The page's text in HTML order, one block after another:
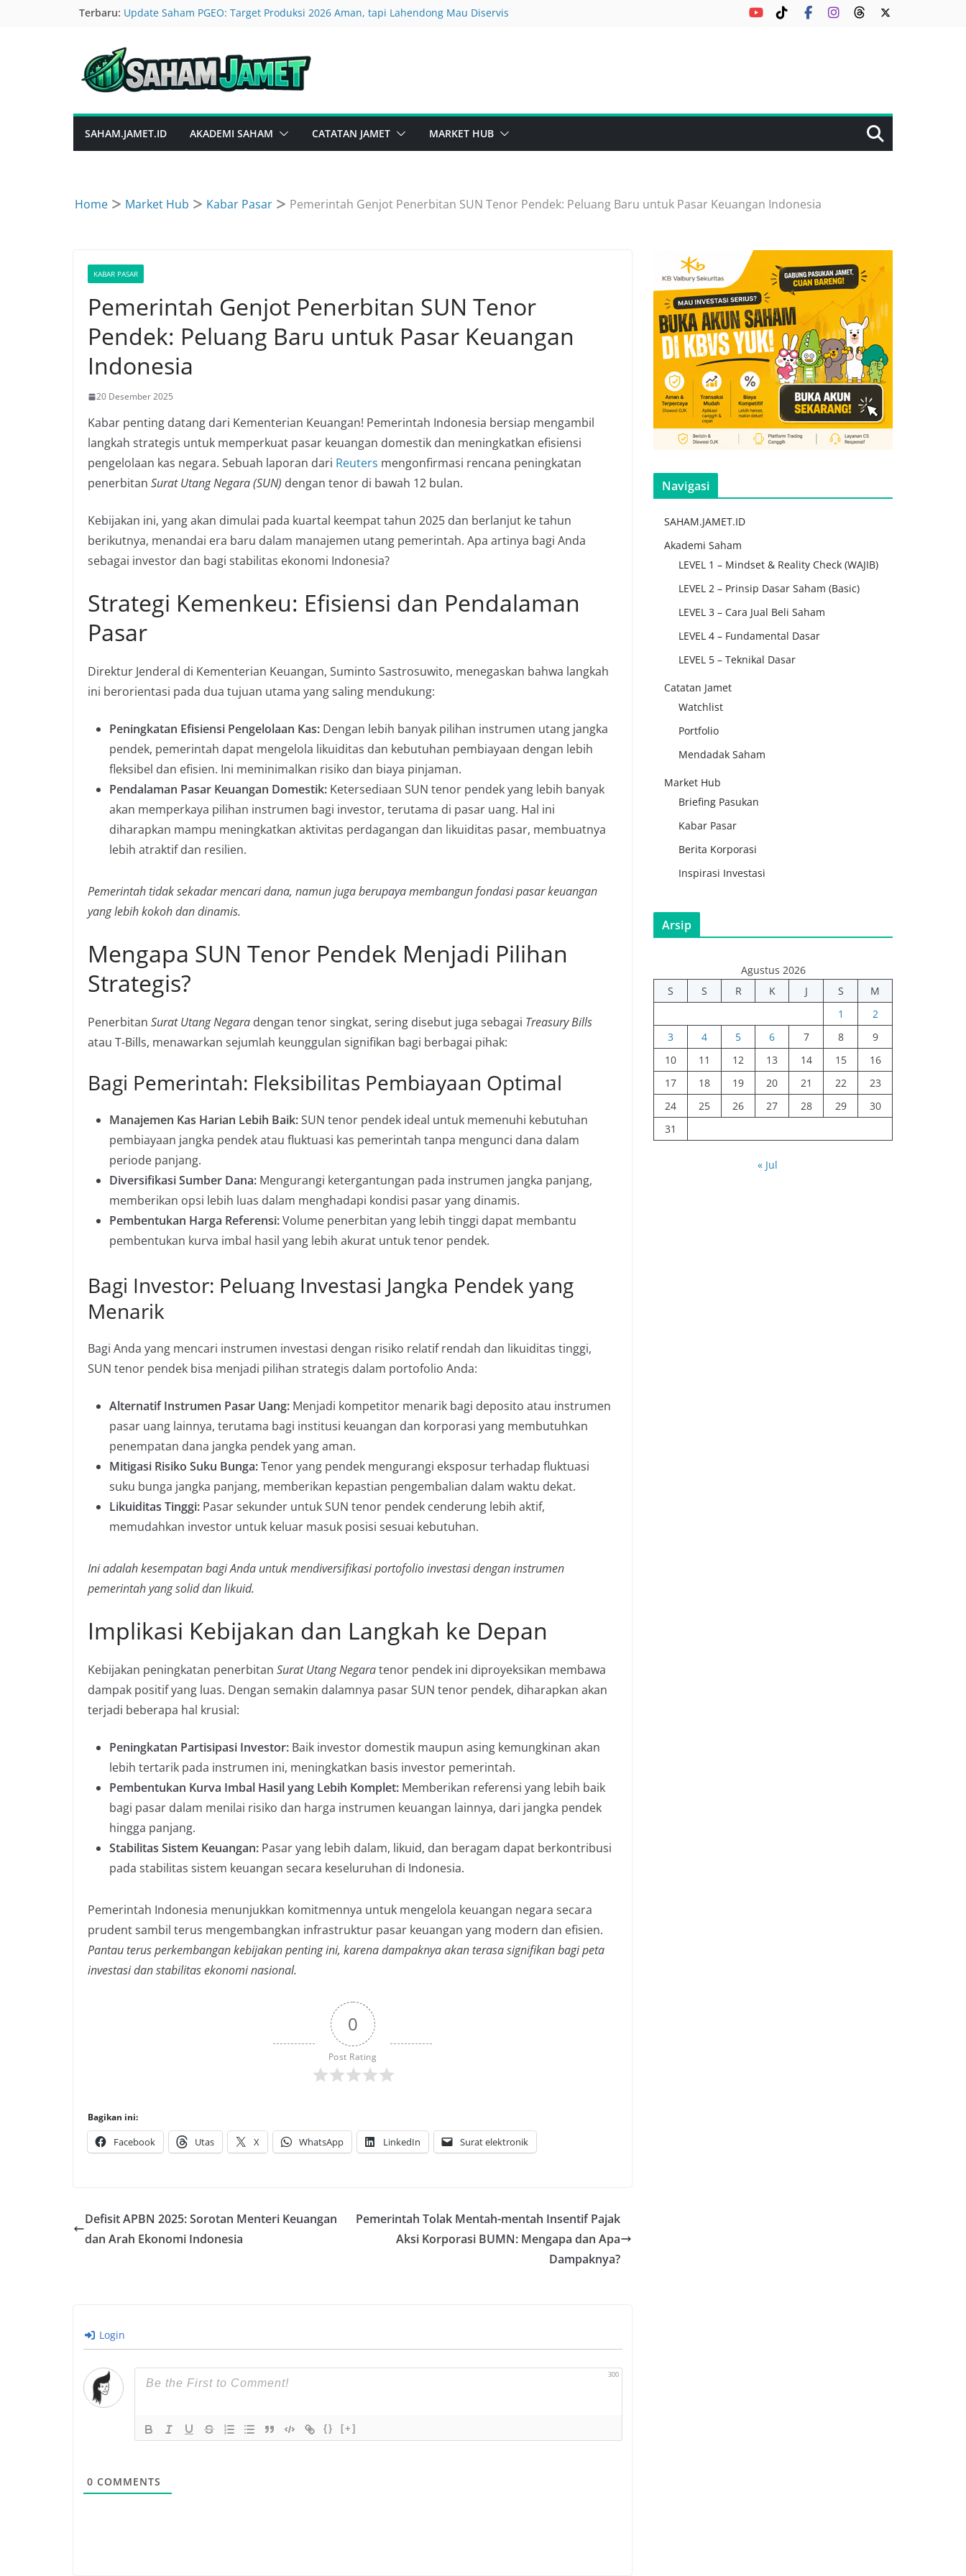
Terbaru: Update Saham PGEO: Target Produksi 2026 Aman, tapi Lahendong Mau Diservis
IKBI Siap Bagi Dividen, Cuan 7 Persen Buat Kaum Rebahan
Saham MAPI Ngebut Lagi, Gerai Baru Ace Hardware Siap Buka
SAHAM.JAMET.ID AKADEMI SAHAM CATATAN JAMET MARKET HUB
Home Market Hub Kabar Pasar Pemerintah Genjot Penerbitan SUN Tenor Pendek: Peluang Baru untuk Pasar Keuangan Indonesia
KABAR PASAR
Pemerintah Genjot Penerbitan SUN Tenor
Pendek: Peluang Baru untuk Pasar Keuangan
Indonesia
20 Desember 2025
Kabar penting datang dari Kementerian Keuangan! Pemerintah Indonesia bersiap mengambil
langkah strategis untuk memperkuat pasar keuangan domestik dan meningkatkan efisiensi
pengelolaan kas negara. Sebuah laporan dari Reuters mengonfirmasi rencana peningkatan
penerbitan Surat Utang Negara (SUN) dengan tenor di bawah 12 bulan.
Kebijakan ini, yang akan dimulai pada kuartal keempat tahun 2025 dan berlanjut ke tahun
berikutnya, menandai era baru dalam manajemen utang pemerintah. Apa artinya bagi Anda
sebagai investor dan bagi stabilitas ekonomi Indonesia?
Strategi Kemenkeu: Efisiensi dan Pendalaman
Pasar
Direktur Jenderal di Kementerian Keuangan, Suminto Sastrosuwito, menegaskan bahwa langkah
ini berorientasi pada dua tujuan utama yang saling mendukung:
Peningkatan Efisiensi Pengelolaan Kas: Dengan lebih banyak pilihan instrumen utang jangka
pendek, pemerintah dapat mengelola likuiditas dan kebutuhan pembiayaan dengan lebih
fleksibel dan efisien. Ini meminimalkan risiko dan biaya pinjaman.
Pendalaman Pasar Keuangan Domestik: Ketersediaan SUN tenor pendek yang lebih banyak
akan memperkaya pilihan instrumen bagi investor, terutama di pasar uang. Hal ini
diharapkan mampu meningkatkan aktivitas perdagangan dan likuiditas pasar, membuatnya
lebih atraktif dan resilien.
Pemerintah tidak sekadar mencari dana, namun juga berupaya membangun fondasi pasar keuangan
yang lebih kokoh dan dinamis.
Mengapa SUN Tenor Pendek Menjadi Pilihan
Strategis?
Penerbitan Surat Utang Negara dengan tenor singkat, sering disebut juga sebagai Treasury Bills
atau T-Bills, menawarkan sejumlah keunggulan signifikan bagi berbagai pihak:
Bagi Pemerintah: Fleksibilitas Pembiayaan Optimal
Manajemen Kas Harian Lebih Baik:SUN tenor pendek ideal untuk memenuhi kebutuhan
pembiayaan jangka pendek atau fluktuasi kas pemerintah tanpa mengunci dana dalam
periode panjang.
Diversifikasi Sumber Dana: Mengurangi ketergantungan pada instrumen jangka panjang,
memberikan opsi lebih luas dalam menghadapi kondisi pasar yang dinamis.
Pembentukan Harga Referensi:Volume penerbitan yang lebih tinggi dapat membantu
pembentukan kurva imbal hasil yang lebih akurat untuk tenor pendek.
Bagi Investor: Peluang Investasi Jangka Pendek yang
Menarik
Bagi Anda yang mencari instrumen investasi dengan risiko relatif rendah dan likuiditas tinggi,
SUN tenor pendek bisa menjadi pilihan strategis dalam portofolio Anda:
Alternatif Instrumen Pasar Uang: Menjadi kompetitor menarik bagi deposito atau instrumen
pasar uang lainnya, terutama bagi institusi keuangan dan korporasi yang membutuhkan
penempatan dana jangka pendek yang aman.
Mitigasi Risiko Suku Bunga:Tenor yang pendek mengurangi eksposur terhadap fluktuasi
suku bunga jangka panjang, memberikan kepastian pengembalian dalam waktu dekat.
Likuiditas Tinggi: Pasar sekunder untuk SUN tenor pendek cenderung lebih aktif,
memudahkan investor untuk keluar masuk posisi sesuai kebutuhan.
Ini adalah kesempatan bagi Anda untuk mendiversifikasi portofolio investasi dengan instrumen
pemerintah yang solid dan likuid.
Implikasi Kebijakan dan Langkah ke Depan
Kebijakan peningkatan penerbitan Surat Utang Negaratenor pendek ini diproyeksikan membawa
dampak positif yang luas. Dengan semakin dalamnya pasar SUN tenor pendek, diharapkan akan
terjadi beberapa hal krusial:
Peningkatan Partisipasi Investor: Baik investor domestik maupun asing kemungkinan akan
lebih tertarik pada instrumen ini, meningkatkan basis investor pemerintah.
Pembentukan Kurva Imbal Hasil yang Lebih Komplet: Memberikan referensi yang lebih baik
bagi pasar dalam menilai risiko dan harga instrumen keuangan lainnya, dari jangka pendek
hingga panjang.
Stabilitas Sistem Keuangan: Pasar yang lebih dalam, likuid, dan beragam dapat berkontribusi
pada stabilitas sistem keuangan secara keseluruhan di Indonesia.
Pemerintah Indonesia menunjukkan komitmennya untuk mengelola keuangan negara secara
prudent sambil terus mengembangkan infrastruktur pasar keuangan yang modern dan efisien.
Pantau terus perkembangan kebijakan penting ini, karena dampaknya akan terasa signifikan bagi peta
investasi dan stabilitas ekonomi nasional.
0
Post Rating
Bagikan ini:
Facebook Utas X WhatsApp LinkedIn Surat elektronik
Defisit APBN 2025: Sorotan Menteri Keuangan
dan Arah Ekonomi Indonesia
Pemerintah Tolak Mentah-mentah Insentif Pajak
Aksi Korporasi BUMN: Mengapa dan Apa
Dampaknya?
Login
300
{} [+]
0 COMMENTS
Navigasi
SAHAM.JAMET.ID
Akademi Saham
LEVEL 1 – Mindset & Reality Check (WAJIB)
LEVEL 2 – Prinsip Dasar Saham (Basic)
LEVEL 3 – Cara Jual Beli Saham
LEVEL 4 – Fundamental Dasar
LEVEL 5 – Teknikal Dasar
Catatan Jamet
Watchlist
Portfolio
Mendadak Saham
Market Hub
Briefing Pasukan
Kabar Pasar
Berita Korporasi
Inspirasi Investasi
Arsip
Agustus 2026
S
S R K J S
M
1
2
3
4 5 6 7 8
9
10
11 12 13 14 15
16
17
18 19 20 21 22
23
24
25 26 27 28 29
30
31
« Jul